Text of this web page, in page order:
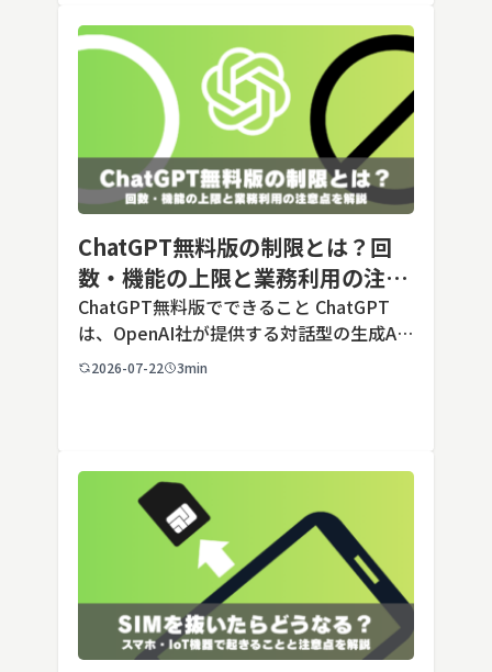
ChatGPT無料版の制限とは？回
数・機能の上限と業務利用の注意
点を解説【2026年最新】
ChatGPT無料版でできること ChatGPT
は、OpenAI社が提供する対話型の生成AI
サービスです。アカウントを登録すれば無
2026-07-22 3min